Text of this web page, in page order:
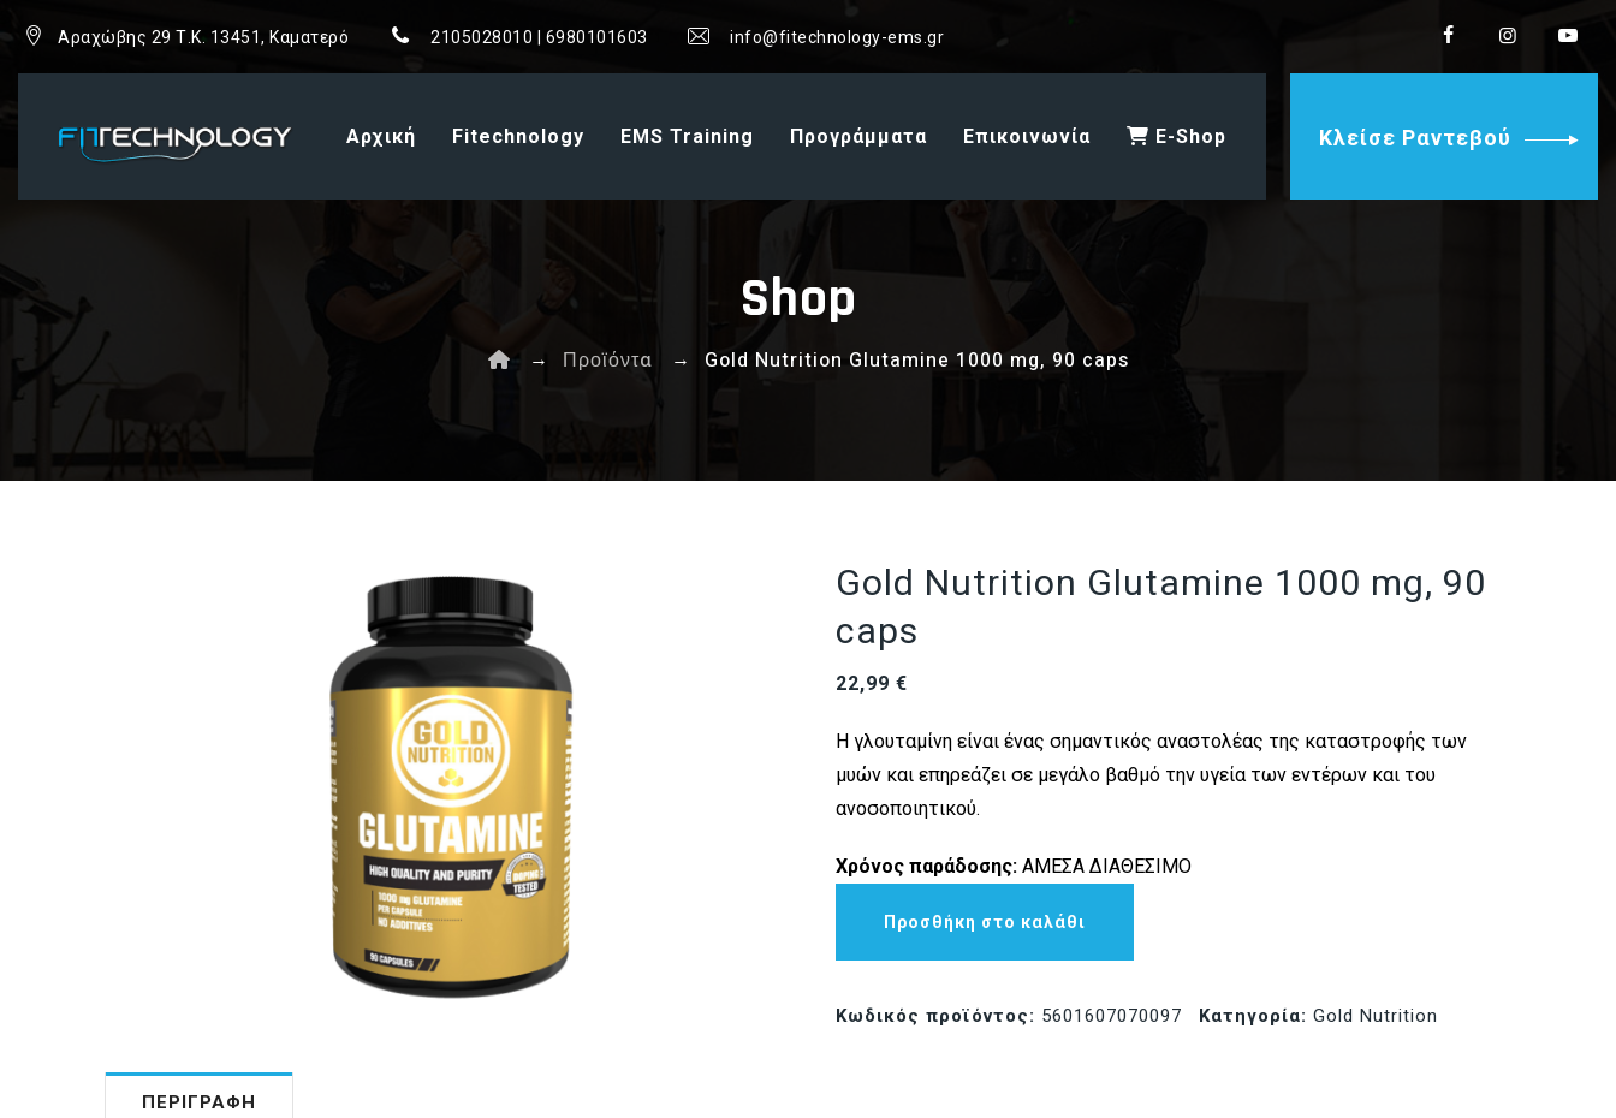
Αραχώβης 29 Τ.Κ. 13451, Καματερό 2105028010 | 6980101603 info@fitechnology-ems.gr
Αρχική Fitechnology EMS Training Προγράμματα Επικοινωνία E-Shop Κλείσε Ραντεβού
Shop
→ Προϊόντα → Gold Nutrition Glutamine 1000 mg, 90 caps
Gold Nutrition Glutamine 1000 mg, 90
caps
22,99€
Η γλουταμίνη είναι ένας σημαντικός αναστολέας της καταστροφής των
μυών και επηρεάζει σε μεγάλο βαθμό την υγεία των εντέρων και του
ανοσοποιητικού.
Χρόνος παράδοσης: ΑΜΕΣΑ ΔΙΑΘΕΣΙΜΟ
Προσθήκη στο καλάθι
Κωδικός προϊόντος: 5601607070097 Κατηγορία:Gold Nutrition
ΠΕΡΙΓΡΑΦΉ